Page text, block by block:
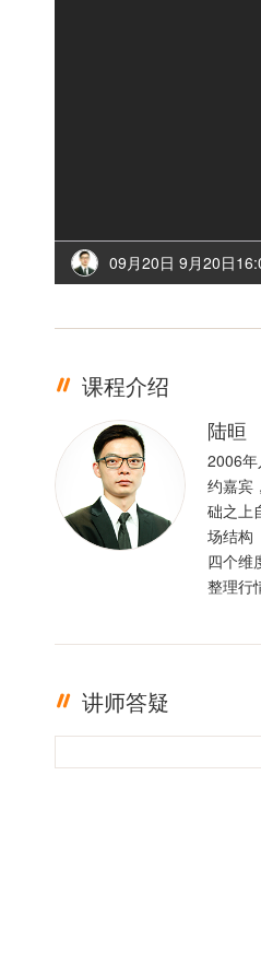
09月20日 9月20日
课程介绍
陆晅
2006
约嘉宾
础之上
场结构
四个维
整理行
讲师答疑